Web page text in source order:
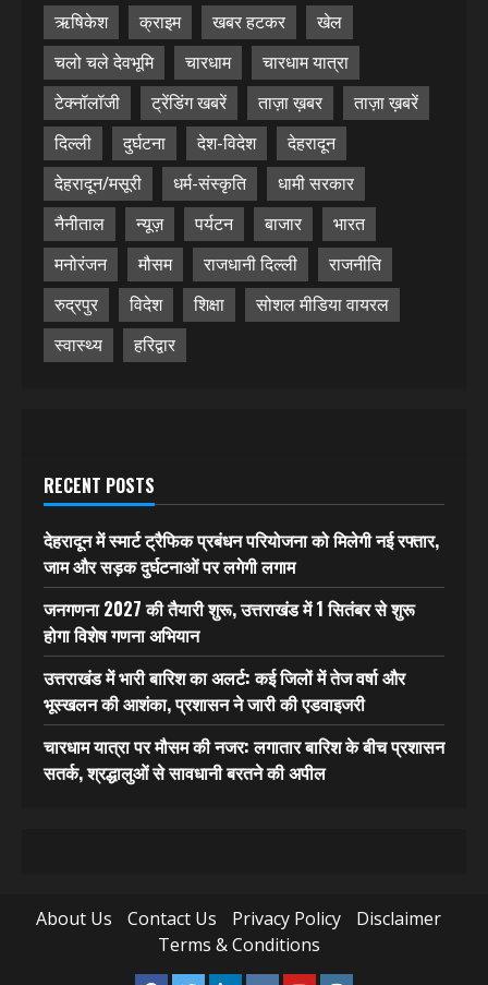
ऋषिकेश
क्राइम खबर हटकर
खेल
चलो चले देवभूमि
चारधाम
चारधाम यात्रा
टेक्नॉलॉजी
ट्रेंडिंग खबरें ताज़ा ख़बर
ताज़ा ख़बरें
दिल्ली
दुर्घटना देश-विदेश
देहरादून
देहरादून/मसूरी
धर्म-संस्कृति
धामी सरकार
नैनीताल
न्यूज़ पर्यटन बाजार
भारत
मनोरंजन
मौसम राजधानी दिल्ली
राजनीति
रुद्रपुर
विदेश शिक्षा
सोशल मीडिया वायरल
स्वास्थ्य
हरिद्वार
RECENT POSTS
देहरादून में स्मार्ट ट्रैफिक प्रबंधन परियोजना को मिलेगी नई रफ्तार,
जाम और सड़क दुर्घटनाओं पर लगेगी लगाम
जनगणना 2027 की तैयारी शुरू, उत्तराखंड में 1 सितंबर से शुरू
होगा विशेष गणना अभियान
उत्तराखंड में भारी बारिश का अलर्ट: कई जिलों में तेज वर्षा और
भूस्खलन की आशंका, प्रशासन ने जारी की एडवाइजरी
चारधाम यात्रा पर मौसम की नजर: लगातार बारिश के बीच प्रशासन
सतर्क, श्रद्धालुओं से सावधानी बरतने की अपील
About Us Contact Us Privacy Policy
Disclaimer
Terms & Conditions